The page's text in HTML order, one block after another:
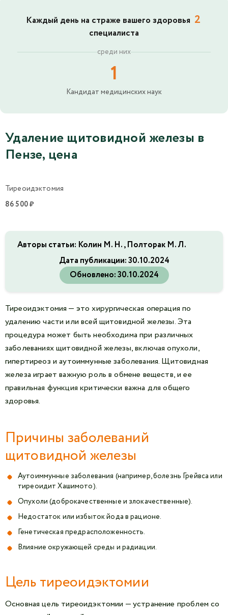
Каждый день на страже вашего здоровья 2
специалиста
среди них
1
Кандидат медицинских наук
Удаление щитовидной железы в
Пензе, цена
Тиреоидэктомия
86 500 ₽
Авторы статьи: Колин М. Н., Полторак М. Л.
Дата публикации:30.10.2024
Обновлено:30.10.2024
Тиреоидэктомия — это хирургическая операция по
удалению части или всей щитовидной железы. Эта
процедура может быть необходима при различных
заболеваниях щитовидной железы, включая опухоли,
гипертиреоз и аутоиммунные заболевания. Щитовидная
железа играет важную роль в обмене веществ, и ее
правильная функция критически важна для общего
здоровья.
Причины заболеваний
щитовидной железы
Аутоиммунные заболевания (например, болезнь Грейвса или
тиреоидит Хашимото).
Опухоли (доброкачественные и злокачественные).
Недостаток или избыток йода в рационе.
Генетическая предрасположенность.
Влияние окружающей среды и радиации.
Цель тиреоидэктомии
Основная цель тиреоидэктомии — устранение проблем со